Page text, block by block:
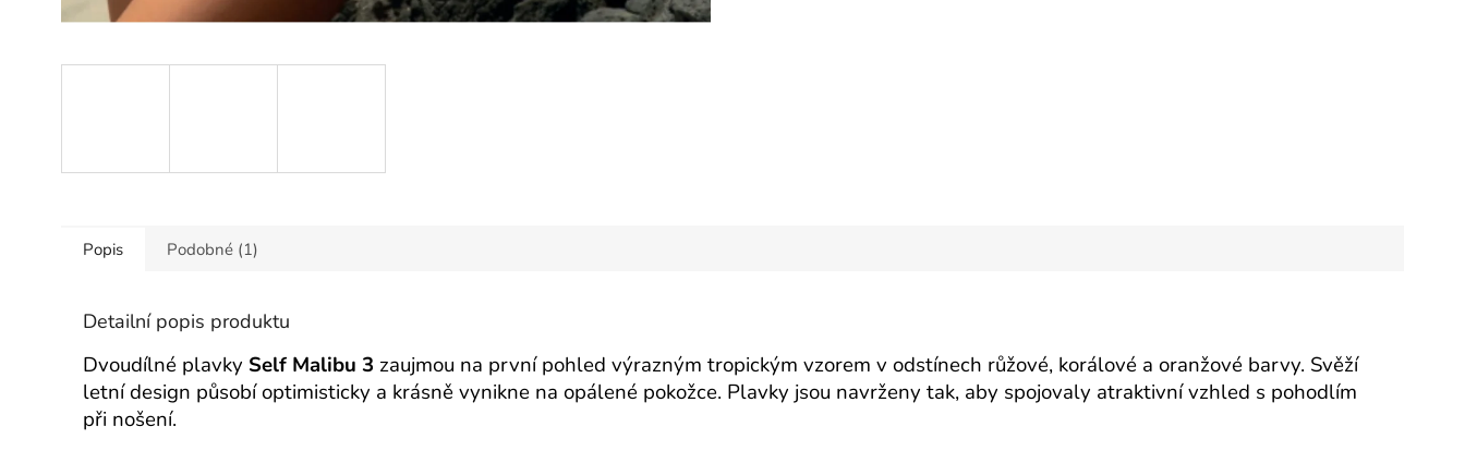
Popis Podobné (1)
Detailní popis produktu
Dvoudílné plavky Self Malibu 3 zaujmou na první pohled výrazným tropickým vzorem v odstínech růžové, korálové a oranžové barvy. Svěží
letní design působí optimisticky a krásně vynikne na opálené pokožce. Plavky jsou navrženy tak, aby spojovaly atraktivní vzhled s pohodlím
při nošení.